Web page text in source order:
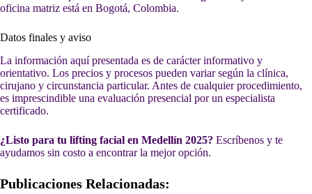
oficina matriz está en Bogotá, Colombia.
Datos finales y aviso
La información aquí presentada es de carácter informativo y
orientativo. Los precios y procesos pueden variar según la clínica,
cirujano y circunstancia particular. Antes de cualquier procedimiento,
es imprescindible una evaluación presencial por un especialista
certificado.
¿Listo para tu lifting facial en Medellín 2025? Escríbenos y te
ayudamos sin costo a encontrar la mejor opción.
Publicaciones Relacionadas: